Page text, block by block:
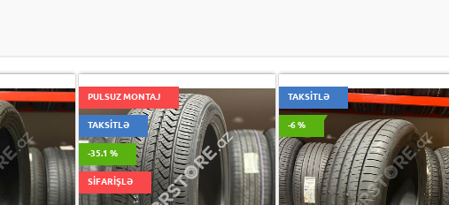
PULSUZ MONTAJ
TAKSİTLƏ
-35.1 %
SİFARİŞLƏ
TAKSİTLƏ
-6 %